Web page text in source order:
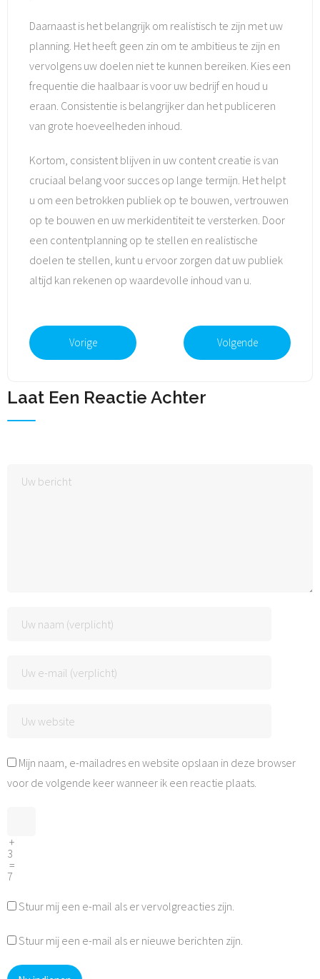
Daarnaast is het belangrijk om realistisch te zijn met uw
planning. Het heeft geen zin om te ambitieus te zijn en
vervolgens uw doelen niet te kunnen bereiken. Kies een
frequentie die haalbaar is voor uw bedrijf en houd u
eraan. Consistentie is belangrijker dan het publiceren
van grote hoeveelheden inhoud.
Kortom, consistent blijven in uw content creatie is van
cruciaal belang voor succes op lange termijn. Het helpt
u om een betrokken publiek op te bouwen, vertrouwen
op te bouwen en uw merkidentiteit te versterken. Door
een contentplanning op te stellen en realistische
doelen te stellen, kunt u ervoor zorgen dat uw publiek
altijd kan rekenen op waardevolle inhoud van u.
Vorige Volgende
Laat Een Reactie Achter
Mijn naam, e-mailadres en website opslaan in deze browser
voor de volgende keer wanneer ik een reactie plaats.
+
3
=
7
Stuur mij een e-mail als er vervolgreacties zijn.
Stuur mij een e-mail als er nieuwe berichten zijn.